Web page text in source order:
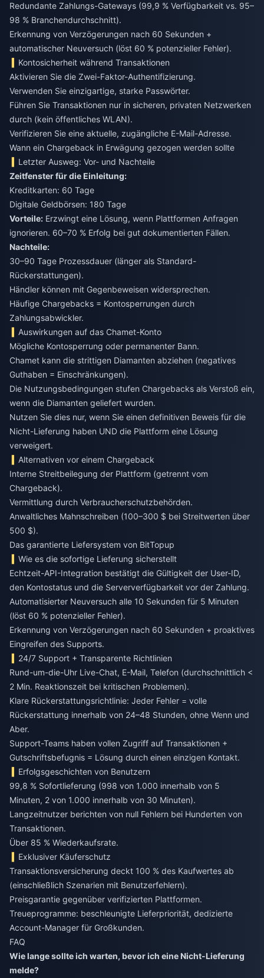
Redundante Zahlungs-Gateways (99,9 % Verfügbarkeit vs. 95–
98 % Branchendurchschnitt).
Erkennung von Verzögerungen nach 60 Sekunden +
automatischer Neuversuch (löst 60 % potenzieller Fehler).
Kontosicherheit während Transaktionen
Aktivieren Sie die Zwei-Faktor-Authentifizierung.
Verwenden Sie einzigartige, starke Passwörter.
Führen Sie Transaktionen nur in sicheren, privaten Netzwerken
durch (kein öffentliches WLAN).
Verifizieren Sie eine aktuelle, zugängliche E-Mail-Adresse.
Wann ein Chargeback in Erwägung gezogen werden sollte
Letzter Ausweg: Vor- und Nachteile
Zeitfenster für die Einleitung:
Kreditkarten: 60 Tage
Digitale Geldbörsen: 180 Tage
Vorteile: Erzwingt eine Lösung, wenn Plattformen Anfragen
ignorieren. 60–70 % Erfolg bei gut dokumentierten Fällen.
Nachteile:
30–90 Tage Prozessdauer (länger als Standard-
Rückerstattungen).
Händler können mit Gegenbeweisen widersprechen.
Häufige Chargebacks = Kontosperrungen durch
Zahlungsabwickler.
Auswirkungen auf das Chamet-Konto
Mögliche Kontosperrung oder permanenter Bann.
Chamet kann die strittigen Diamanten abziehen (negatives
Guthaben = Einschränkungen).
Die Nutzungsbedingungen stufen Chargebacks als Verstoß ein,
wenn die Diamanten geliefert wurden.
Nutzen Sie dies nur, wenn Sie einen definitiven Beweis für die
Nicht-Lieferung haben UND die Plattform eine Lösung
verweigert.
Alternativen vor einem Chargeback
Interne Streitbeilegung der Plattform (getrennt vom
Chargeback).
Vermittlung durch Verbraucherschutzbehörden.
Anwaltliches Mahnschreiben (100–300 $ bei Streitwerten über
500 $).
Das garantierte Liefersystem von BitTopup
Wie es die sofortige Lieferung sicherstellt
Echtzeit-API-Integration bestätigt die Gültigkeit der User-ID,
den Kontostatus und die Serververfügbarkeit vor der Zahlung.
Automatisierter Neuversuch alle 10 Sekunden für 5 Minuten
(löst 60 % potenzieller Fehler).
Erkennung von Verzögerungen nach 60 Sekunden + proaktives
Eingreifen des Supports.
24/7 Support + Transparente Richtlinien
Rund-um-die-Uhr Live-Chat, E-Mail, Telefon (durchschnittlich <
2 Min. Reaktionszeit bei kritischen Problemen).
Klare Rückerstattungsrichtlinie: Jeder Fehler = volle
Rückerstattung innerhalb von 24–48 Stunden, ohne Wenn und
Aber.
Support-Teams haben vollen Zugriff auf Transaktionen +
Gutschriftsbefugnis = Lösung durch einen einzigen Kontakt.
Erfolgsgeschichten von Benutzern
99,8 % Sofortlieferung (998 von 1.000 innerhalb von 5
Minuten, 2 von 1.000 innerhalb von 30 Minuten).
Langzeitnutzer berichten von null Fehlern bei Hunderten von
Transaktionen.
Über 85 % Wiederkaufsrate.
Exklusiver Käuferschutz
Transaktionsversicherung deckt 100 % des Kaufwertes ab
(einschließlich Szenarien mit Benutzerfehlern).
Preisgarantie gegenüber verifizierten Plattformen.
Treueprogramme: beschleunigte Lieferpriorität, dedizierte
Account-Manager für Großkunden.
FAQ
Wie lange sollte ich warten, bevor ich eine Nicht-Lieferung
melde?